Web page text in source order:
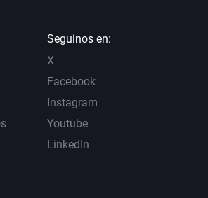
Seguinos en:
X
Facebook
Instagram
Youtube
LinkedIn